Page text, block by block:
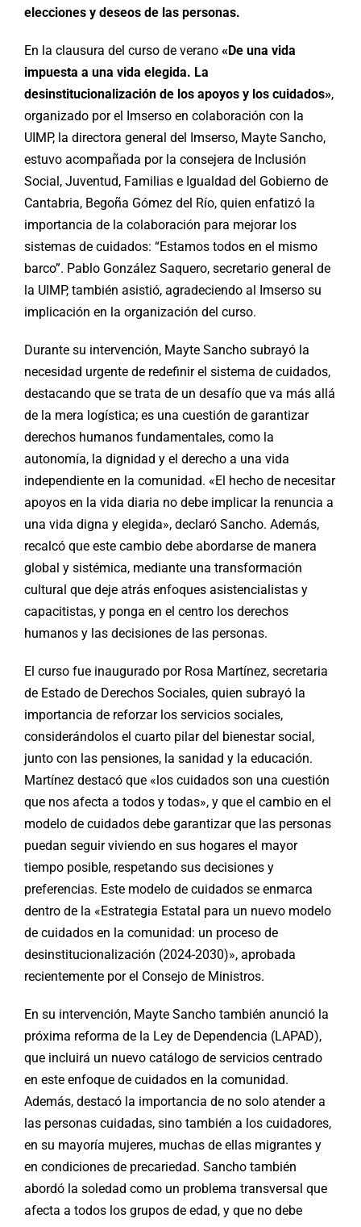
elecciones y deseos de las personas.
En la clausura del curso de verano «De una vida
impuesta a una vida elegida. La
desinstitucionalización de los apoyos y los cuidados»,
organizado por el Imserso en colaboración con la
UIMP, la directora general del Imserso, Mayte Sancho,
estuvo acompañada por la consejera de Inclusión
Social, Juventud, Familias e Igualdad del Gobierno de
Cantabria, Begoña Gómez del Río, quien enfatizó la
importancia de la colaboración para mejorar los
sistemas de cuidados: “Estamos todos en el mismo
barco”. Pablo González Saquero, secretario general de
la UIMP, también asistió, agradeciendo al Imserso su
implicación en la organización del curso.
Durante su intervención, Mayte Sancho subrayó la
necesidad urgente de redefinir el sistema de cuidados,
destacando que se trata de un desafío que va más allá
de la mera logística; es una cuestión de garantizar
derechos humanos fundamentales, como la
autonomía, la dignidad y el derecho a una vida
independiente en la comunidad. «El hecho de necesitar
apoyos en la vida diaria no debe implicar la renuncia a
una vida digna y elegida», declaró Sancho. Además,
recalcó que este cambio debe abordarse de manera
global y sistémica, mediante una transformación
cultural que deje atrás enfoques asistencialistas y
capacitistas, y ponga en el centro los derechos
humanos y las decisiones de las personas.
El curso fue inaugurado por Rosa Martínez, secretaria
de Estado de Derechos Sociales, quien subrayó la
importancia de reforzar los servicios sociales,
considerándolos el cuarto pilar del bienestar social,
junto con las pensiones, la sanidad y la educación.
Martínez destacó que «los cuidados son una cuestión
que nos afecta a todos y todas», y que el cambio en el
modelo de cuidados debe garantizar que las personas
puedan seguir viviendo en sus hogares el mayor
tiempo posible, respetando sus decisiones y
preferencias. Este modelo de cuidados se enmarca
dentro de la «Estrategia Estatal para un nuevo modelo
de cuidados en la comunidad: un proceso de
desinstitucionalización (2024-2030)», aprobada
recientemente por el Consejo de Ministros.
En su intervención, Mayte Sancho también anunció la
próxima reforma de la Ley de Dependencia (LAPAD),
que incluirá un nuevo catálogo de servicios centrado
en este enfoque de cuidados en la comunidad.
Además, destacó la importancia de no solo atender a
las personas cuidadas, sino también a los cuidadores,
en su mayoría mujeres, muchas de ellas migrantes y
en condiciones de precariedad. Sancho también
abordó la soledad como un problema transversal que
afecta a todos los grupos de edad, y que no debe